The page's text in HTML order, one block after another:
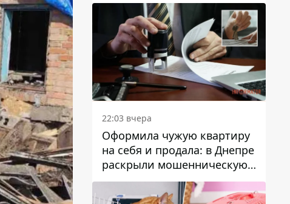
22:03 вчера
Оформила чужую квартиру
на себя и продала: в Днепре
раскрыли мошенническую
схему с недвижимостью